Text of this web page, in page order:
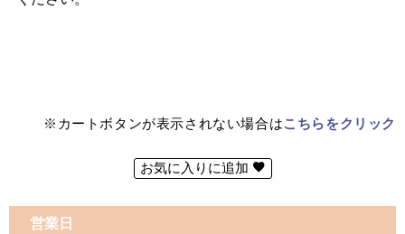
※カートボタンが表示されない場合はこちらをクリック
お気に入りに追加
営業日